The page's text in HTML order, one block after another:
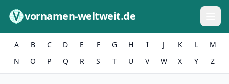
vornamen-weltweit.de
A B C D E F G H I J K L
M
N
O P Q R S T U V W X Y Z